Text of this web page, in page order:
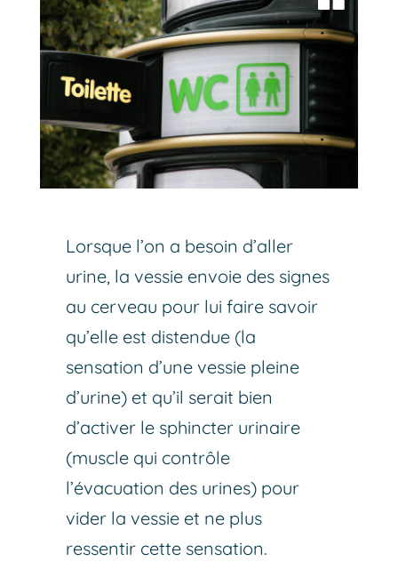
Lorsque l’on a besoin d’aller
urine, la vessie envoie des signes
au cerveau pour lui faire savoir
qu’elle est distendue (la
sensation d’une vessie pleine
d’urine) et qu’il serait bien
d’activer le sphincter urinaire
(muscle qui contrôle
l’évacuation des urines) pour
vider la vessie et ne plus
ressentir cette sensation.